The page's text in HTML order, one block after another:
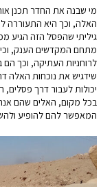
מי שבנה את החדר תכנן
האלה, וכך היא התעוררה
גיליתי שהפסל הזה הגיע
מתחם המקדשים הענק, וכי
לרוחניות העתיקה, וכך הם
שידגיש את נוכחות האלה
יכולות לעבור דרך פסלים,
בכל מקום, האלים שהם
המאפשר להם להופיע